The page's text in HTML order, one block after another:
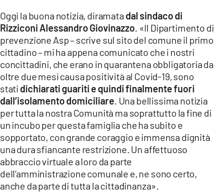
Oggi la buona notizia, diramata dal sindaco di
Rizziconi Alessandro Giovinazzo . «Il Dipartimento di
prevenzione Asp – scrive sul sito del comune il primo
cittadino – mi ha appena comunicato che i nostri
concittadini, che erano in quarantena obbligatoria da
oltre due mesi causa positività al Covid-19, sono
stati dichiarati guariti e quindi finalmente fuori
dall’isolamento domiciliare . Una bellissima notizia
per tutta la nostra Comunità ma soprattutto la fine di
un incubo per questa famiglia che ha subito e
sopportato, con grande coraggio e immensa dignità
una dura sfiancante restrizione. Un affettuoso
abbraccio virtuale a loro da parte
dell’amministrazione comunale e, ne sono certo,
anche da parte di tutta la cittadinanza».